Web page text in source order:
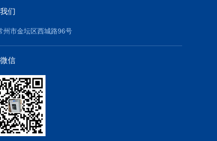
们
州市金坛区西城路96号
信